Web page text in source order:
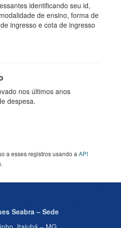
identificando seu id,
de ensino, forma de
ingresso e cota de ingresso
nos últimos anos
despesa.
a esses registros usando a API
Seabra – Sede